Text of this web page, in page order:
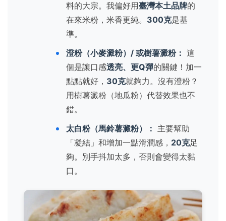
料的大宗。我偏好用臺灣本土品牌的
在來米粉，米香更純。 300克是基
準。
澄粉（小麥澱粉）/ 或樹薯澱粉： 這
個是讓口感透亮、更Q彈的關鍵！加一
點點就好， 30克就夠力。沒有澄粉？
用樹薯澱粉（地瓜粉）代替效果也不
錯。
太白粉（馬鈴薯澱粉）： 主要幫助
「凝結」和增加一點滑潤感， 20克足
夠。別手抖加太多，否則會變得太黏
口。